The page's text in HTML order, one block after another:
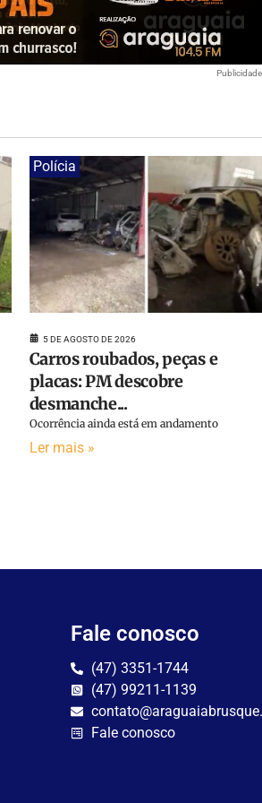
Publicidade
Polícia
5 DE AGOSTO DE 2026
Carros roubados, peças e
placas: PM descobre
desmanche...
Ocorrência ainda está em andamento
Ler mais »
Fale conosco
(47) 3351-1744
(47) 99211-1139
Fale conosco